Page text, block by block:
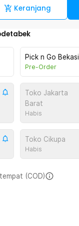
Keranjang
Pick n Go Bekasi
Pre-Order
Toko Jakarta
Barat
Habis
Toko Cikupa
Habis
(COD)